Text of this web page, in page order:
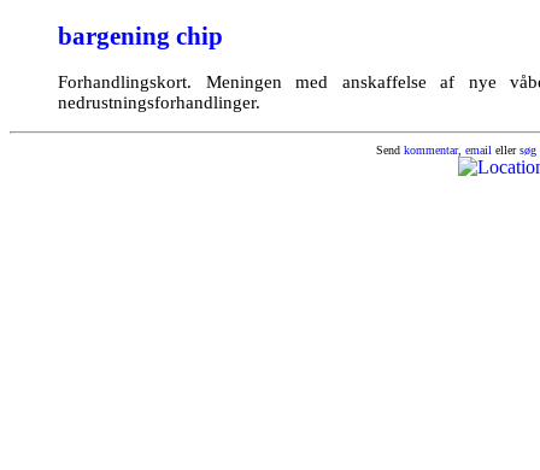
bargening chip
Forhandlingskort. Meningen med anskaffelse af nye
nedrustningsforhandlinger.
Send kommentar, email ellersøg